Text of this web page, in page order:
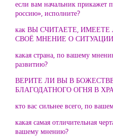
если вам начальник прикажет
россию», исполните?
как ВЫ СЧИТАЕТЕ,
СВОЁ МНЕНИЕ О
какая страна, по вашему
развитию?
ВЕРИТЕ ЛИ ВЫ В
БЛАГОДАТНОГО ОГНЯ В
кто вас сильнее всего, по
какая самая отличительная
вашему мнению?